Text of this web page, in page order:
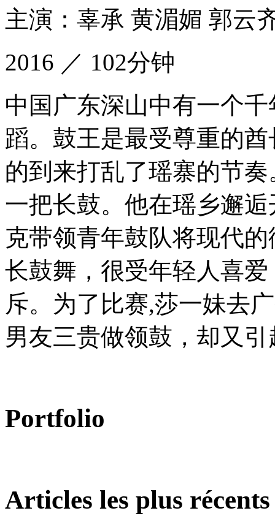
主演：辜承 黄湄媚 郭云
2016 ／ 102分钟
中国广东深山中有一个
蹈。鼓王是最受尊重的
的到来打乱了瑶寨的节
一把长鼓。他在瑶乡邂
克带领青年鼓队将现代
长鼓舞，很受年轻人喜
斥。为了比赛,莎一妹去
男友三贵做领鼓，却又
Portfolio
Articles les plus récents